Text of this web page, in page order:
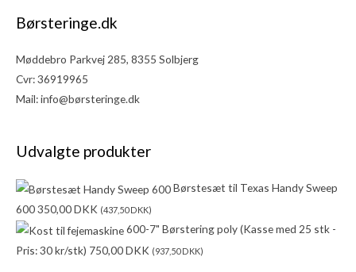
Børsteringe.dk
Møddebro Parkvej 285, 8355 Solbjerg
Cvr: 36919965
Mail:info@børsteringe.dk
Udvalgte produkter
Børstesæt til Texas Handy Sweep
600350,00DKK (437,50DKK)
600-7" Børstering poly (Kasse med 25 stk -
Pris: 30 kr/stk) 750,00DKK (937,50DKK)